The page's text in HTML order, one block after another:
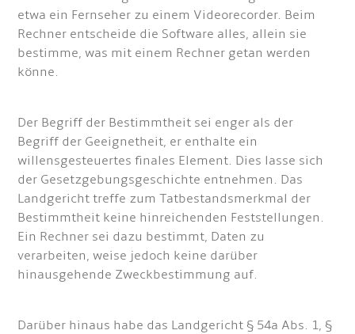
etwa ein Fernseher zu einem Videorecorder. Beim
Rechner entscheide die Software alles, allein sie
bestimme, was mit einem Rechner getan werden
könne.
Der Begriff der Bestimmtheit sei enger als der
Begriff der Geeignetheit, er enthalte ein
willensgesteuertes finales Element. Dies lasse sich
der Gesetzgebungsgeschichte entnehmen. Das
Landgericht treffe zum Tatbestandsmerkmal der
Bestimmtheit keine hinreichenden Feststellungen.
Ein Rechner sei dazu bestimmt, Daten zu
verarbeiten, weise jedoch keine darüber
hinausgehende Zweckbestimmung auf.
Darüber hinaus habe das Landgericht § 54a Abs. 1, §